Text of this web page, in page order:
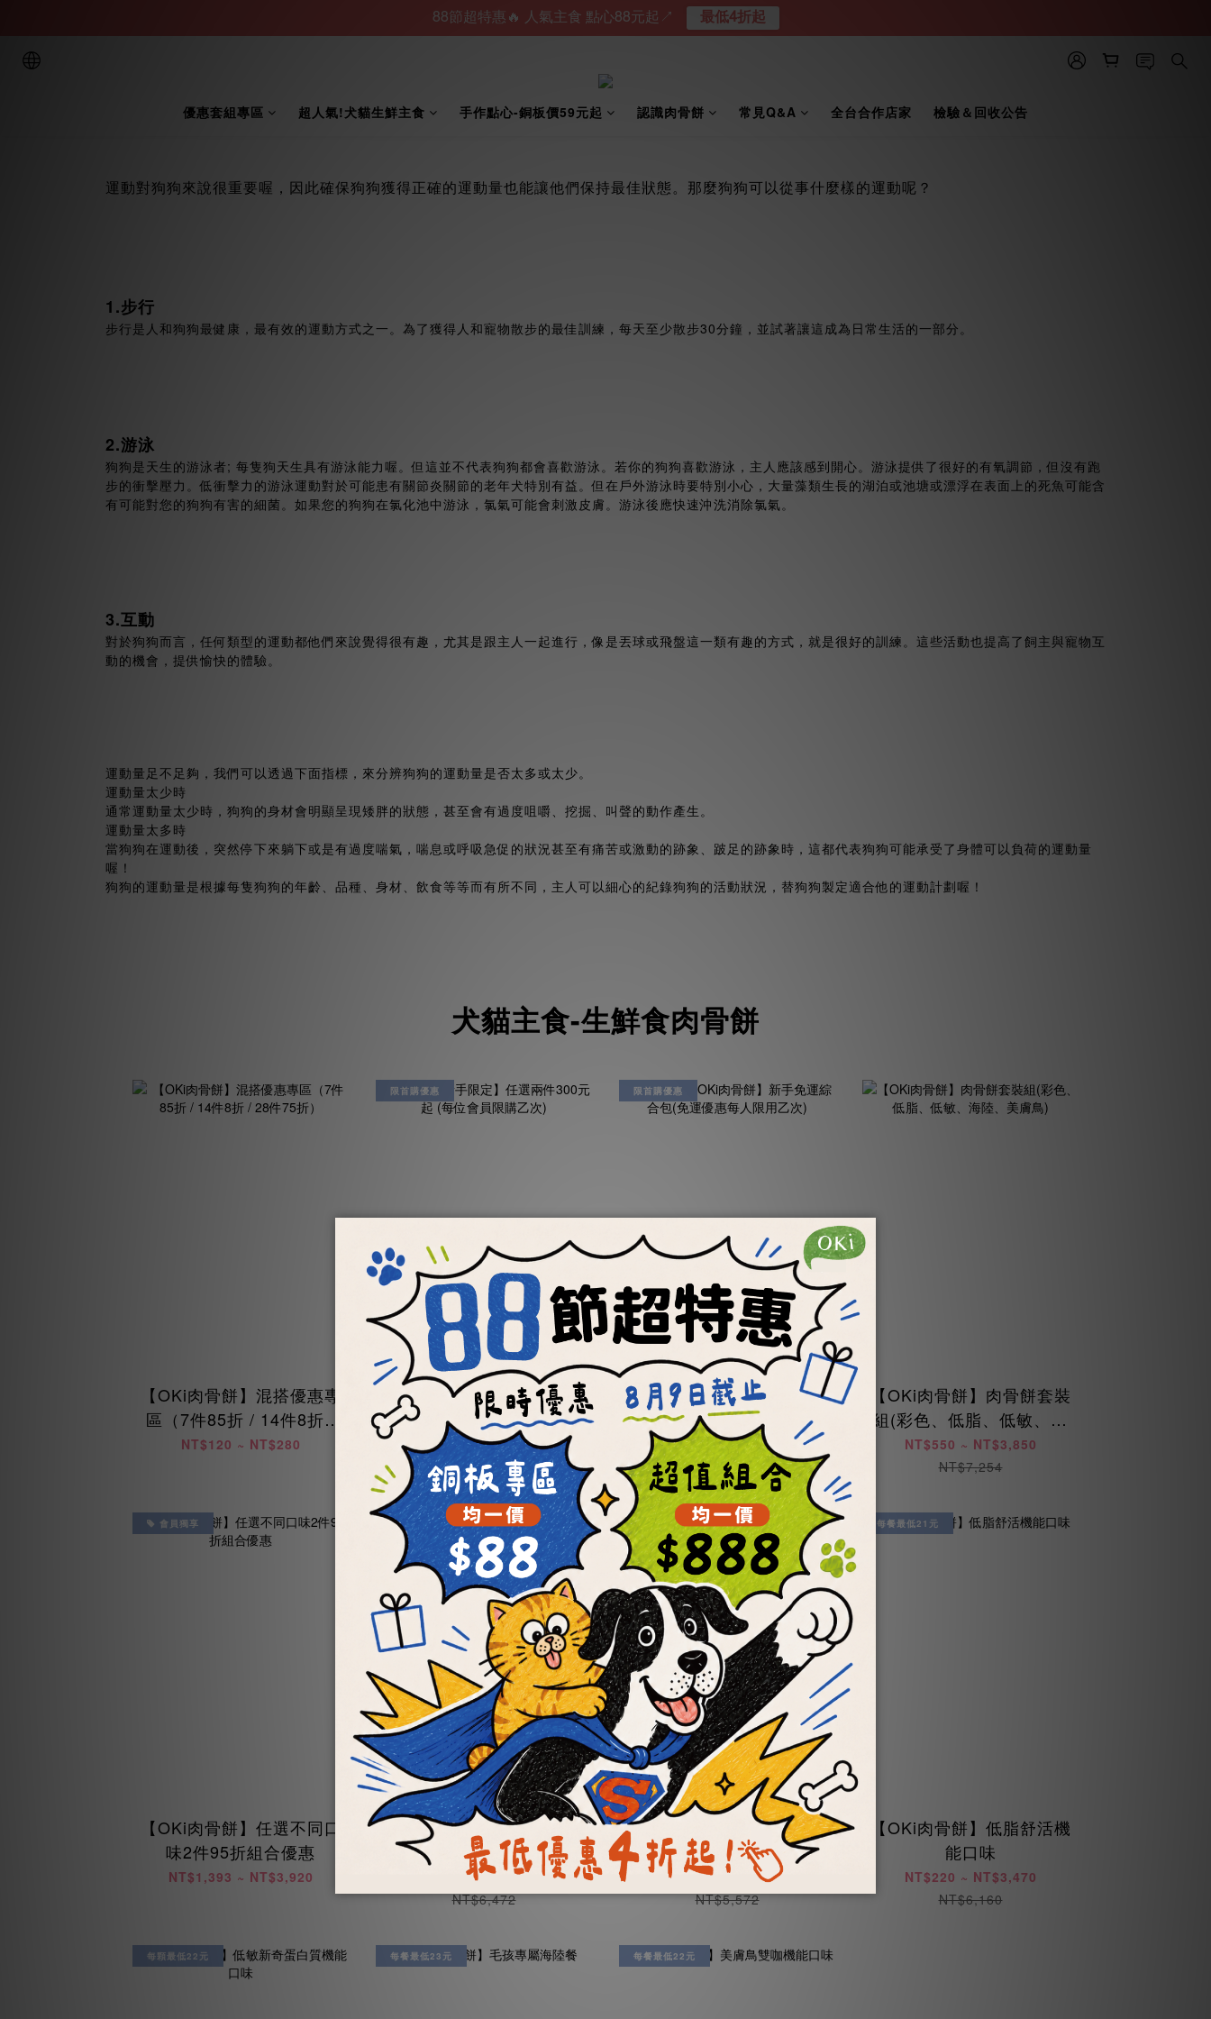
優惠套組專區 超人氣!犬貓生鮮主食 手作點心-銅板價59元起 認識肉骨餅 常見Q&A 全台合作店家 檢驗＆回收公告
運動對狗狗來說很重要喔，因此確保狗狗獲得正確的運動量也能讓他們保持最佳狀態。那麼狗狗可以從事什麼樣的運動呢？
1.步行
步行是人和狗狗最健康，最有效的運動方式之一。為了獲得人和寵物散步的最佳訓練，每天至少散步30分鐘，並試著讓這成為日常生活的一部分。
2.游泳
狗狗是天生的游泳者; 每隻狗天生具有游泳能力喔。但這並不代表狗狗都會喜歡游泳。若你的狗狗喜歡游泳，主人應該感到開心。游泳提供了很好的有氧調節，但沒有跑
步的衝擊壓力。低衝擊力的游泳運動對於可能患有關節炎關節的老年犬特別有益。但在戶外游泳時要特別小心，大量藻類生長的湖泊或池塘或漂浮在表面上的死魚可能含
有可能對您的狗狗有害的細菌。如果您的狗狗在氯化池中游泳，氯氣可能會刺激皮膚。游泳後應快速沖洗消除氯氣。
3.互動
對於狗狗而言，任何類型的運動都他們來說覺得很有趣，尤其是跟主人一起進行，像是丟球或飛盤這一類有趣的方式，就是很好的訓練。這些活動也提高了飼主與寵物互
動的機會，提供愉快的體驗。
運動量足不足夠，我們可以透過下面指標，來分辨狗狗的運動量是否太多或太少。
運動量太少時
通常運動量太少時，狗狗的身材會明顯呈現矮胖的狀態，甚至會有過度咀嚼、挖掘、叫聲的動作產生。
運動量太多時
當狗狗在運動後，突然停下來躺下或是有過度喘氣，喘息或呼吸急促的狀況甚至有痛苦或激動的跡象、跛足的跡象時，這都代表狗狗可能承受了身體可以負荷的運動量
喔！
狗狗的運動量是根據每隻狗狗的年齡、品種、身材、飲食等等而有所不同，主人可以細心的紀錄狗狗的活動狀況，替狗狗製定適合他的運動計劃喔！
犬貓主食-生鮮食肉骨餅
【OKi肉骨餅】混搭優惠專
區（7件85折 / 14件8折 /
28件75折）
NT$120 ~ NT$280
限首購優惠
【肉骨餅新手限定】任選
兩件300元起 (每位會員限
購乙次)
NT$300 ~ NT$400
NT$560
限首購優惠
✦冷凍✦【OKi肉骨餅】新
手免運綜合包(免運優惠每
人限用乙次)
NT$699
NT$1,008
【OKi肉骨餅】肉骨餅套裝
組(彩色、低脂、低敏、海
陸、美膚鳥)
NT$550 ~ NT$3,850
NT$7,254
會員獨享
【OKi肉骨餅】任選不同口
味2件95折組合優惠
NT$1,393 ~ NT$3,920
會員獨享
【OKi肉骨餅】滿漢全席套
餐組
NT$1,205 ~ NT$3,550
NT$6,472
每顆最低19元
【OKi肉骨餅】彩色均衡機
能口味
NT$199 ~ NT$3,160
NT$5,572
每餐最低21元
【OKi肉骨餅】低脂舒活機
能口味
NT$220 ~ NT$3,470
NT$6,160
每顆最低22元 每餐最低23元 每餐最低22元
88節超特惠🔥 人氣主食 點心88元起↗︎ 最低4折起